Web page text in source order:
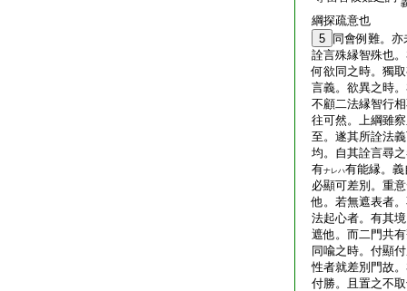
綱探疏意也
5
同會例難。
詮言殊縁智殊也
何欲同之時。獨
言義。欲異之時
不顧二法縁智行
往可然。上綱雖
至。遂其所詮法
均。自其詮言尋
有ナレハ有能縁。
必顯可差別。重
他。若無遮表者
法起心者。有其
遮他。而二門共
同喩之時。付顯
性者就差別門故
付勝。且置之不